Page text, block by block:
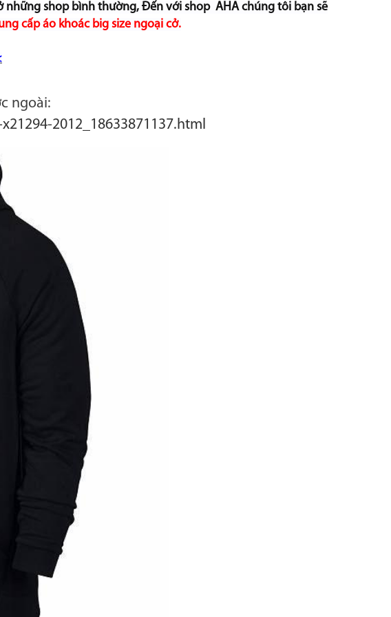
những shop bình thường, Đến với shop AHA chúng tôi bạn sẽ
cấp áo khoác big size ngoại cở.
ngoài:
2012_18633871137.html